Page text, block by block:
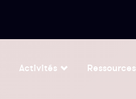
Activités Ressources